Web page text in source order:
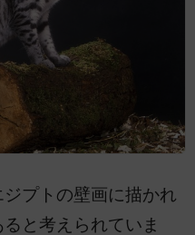
プトの壁画に描かれ
と考えられていま